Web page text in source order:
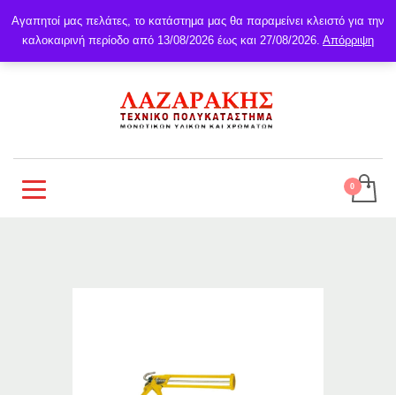
Αγαπητοί μας πελάτες, το κατάστημα μας θα παραμείνει κλειστό για την
καλοκαιρινή περίοδο από 13/08/2026 έως και 27/08/2026. Απόρριψη